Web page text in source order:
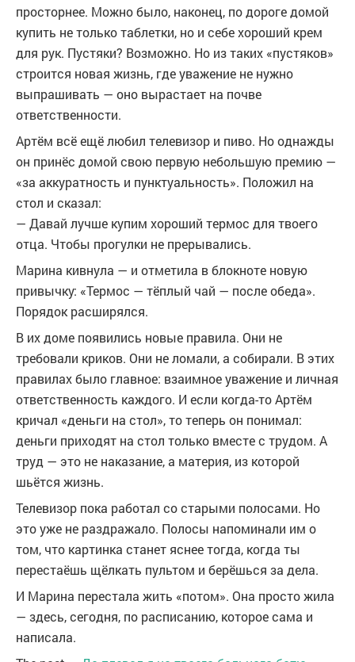
просторнее. Можно было, наконец, по дороге домой
купить не только таблетки, но и себе хороший крем
для рук. Пустяки? Возможно. Но из таких «пустяков»
строится новая жизнь, где уважение не нужно
выпрашивать — оно вырастает на почве
ответственности.
Артём всё ещё любил телевизор и пиво. Но однажды
он принёс домой свою первую небольшую премию —
«за аккуратность и пунктуальность». Положил на
стол и сказал:
— Давай лучше купим хороший термос для твоего
отца. Чтобы прогулки не прерывались.
Марина кивнула — и отметила в блокноте новую
привычку: «Термос — тёплый чай — после обеда».
Порядок расширялся.
В их доме появились новые правила. Они не
требовали криков. Они не ломали, а собирали. В этих
правилах было главное: взаимное уважение и личная
ответственность каждого. И если когда-то Артём
кричал «деньги на стол», то теперь он понимал:
деньги приходят на стол только вместе с трудом. А
труд — это не наказание, а материя, из которой
шьётся жизнь.
Телевизор пока работал со старыми полосами. Но
это уже не раздражало. Полосы напоминали им о
том, что картинка станет яснее тогда, когда ты
перестаёшь щёлкать пультом и берёшься за дела.
И Марина перестала жить «потом». Она просто жила
— здесь, сегодня, по расписанию, которое сама и
написала.